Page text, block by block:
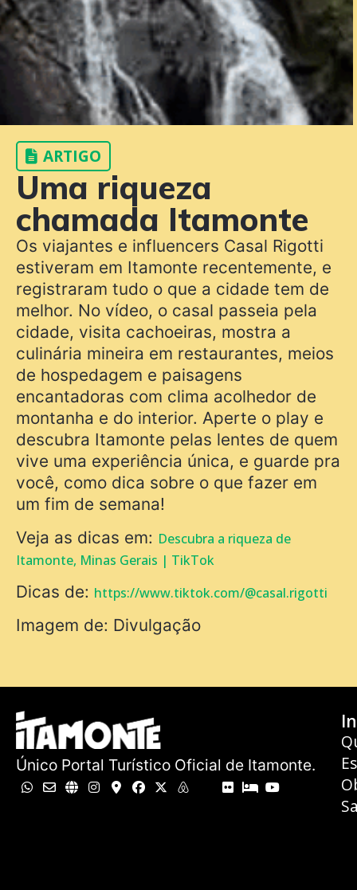
ARTIGO
Uma riqueza
chamada Itamonte
Os viajantes e influencers Casal Rigotti
estiveram em Itamonte recentemente, e
registraram tudo o que a cidade tem de
melhor. No vídeo, o casal passeia pela
cidade, visita cachoeiras, mostra a
culinária mineira em restaurantes, meios
de hospedagem e paisagens
encantadoras com clima acolhedor de
montanha e do interior. Aperte o play e
descubra Itamonte pelas lentes de quem
vive uma experiência única, e guarde pra
você, como dica sobre o que fazer em
um fim de semana!
Veja as dicas em: Descubra a riqueza de
Itamonte, Minas Gerais | TikTok
Dicas de: https://www.tiktok.com/@casal.rigotti
Imagem de: Divulgação
Único Portal Turístico Oficial de Itamonte.